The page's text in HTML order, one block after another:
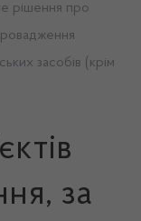
рішення про
засобів (крім
за